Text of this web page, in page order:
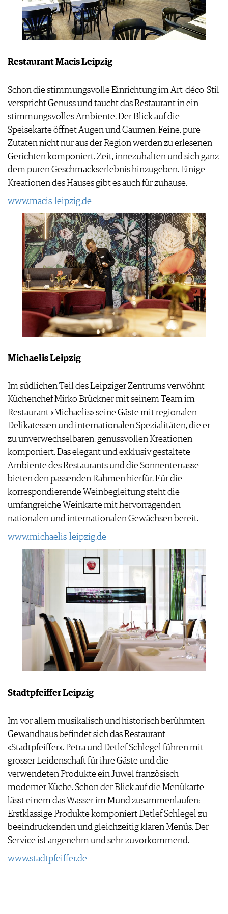
WINEGUIDES
KLARTEXT
EXTRAS
AUSGABE
VORTEILSWELT
APPS
VIDEOS
BILDSTRECKEN
NEWS
WEINWIRTSCHAFT
PORTRAITS
GEWINNSPIELE
VORTEILSWELT
TRINKREIFETABELLE
ABO
WEINSUCHE
NEWSLETTER
WINE TRADE CLUB
REDAKTION
JOBS
PRESSE
IMPRESSUM
AGB & DATENSCHUTZ
Restaurant Macis Leipzig
Schon die stimmungsvolle Einrichtung im Art-déco-Stil
verspricht Genuss und taucht das Restaurant in ein
stimmungsvolles Ambiente. Der Blick auf die
Speisekarte öffnet Augen und Gaumen. Feine, pure
Zutaten nicht nur aus der Region werden zu erlesenen
Gerichten komponiert. Zeit, innezuhalten und sich ganz
dem puren Geschmackserlebnis hinzugeben. Einige
Kreationen des Hauses gibt es auch für zuhause.
www.macis-leipzig.de
Michaelis Leipzig
Im südlichen Teil des Leipziger Zentrums verwöhnt
Küchenchef Mirko Brückner mit seinem Team im
Restaurant «Michaelis» seine Gäste mit regionalen
Delikatessen und internationalen Spezialitäten, die er
zu unverwechselbaren, genussvollen Kreationen
komponiert. Das elegant und exklusiv gestaltete
Ambiente des Restaurants und die Sonnenterrasse
bieten den passenden Rahmen hierfür. Für die
korrespondierende Weinbegleitung steht die
umfangreiche Weinkarte mit hervorragenden
nationalen und internationalen Gewächsen bereit.
www.michaelis-leipzig.de
Stadtpfeiffer Leipzig
Im vor allem musikalisch und historisch berühmten
Gewandhaus befindet sich das Restaurant
«Stadtpfeiffer». Petra und Detlef Schlegel führen mit
grosser Leidenschaft für ihre Gäste und die
verwendeten Produkte ein Juwel französisch-
moderner Küche. Schon der Blick auf die Menükarte
lässt einem das Wasser im Mund zusammenlaufen:
Erstklassige Produkte komponiert Detlef Schlegel zu
beeindruckenden und gleichzeitig klaren Menüs. Der
Service ist angenehm und sehr zuvorkommend.
www.stadtpfeiffer.de